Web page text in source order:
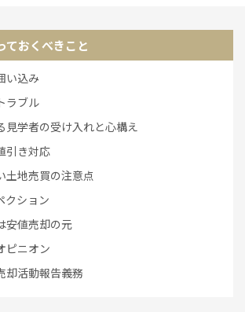
ておくべきこと
い込み
ラブル
見学者の受け入れと心構え
引き対応
土地売買の注意点
クション
安値売却の元
ピニオン
却活動報告義務